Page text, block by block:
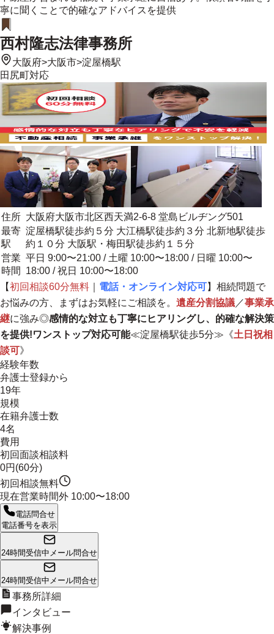
寧に聞くことで的確なアドバイスを提供
西村隆志法律事務所
大阪府>大阪市>淀屋橋駅
田尻町対応
住所 大阪府大阪市北区西天満2-6-8 堂島ビルヂング501
最寄
駅
淀屋橋駅徒歩約５分 大江橋駅徒歩約３分 北新地駅徒歩
約１０分 大阪駅・梅田駅徒歩約１５分
営業
時間
平日 9:00〜21:00 / 土曜 10:00〜18:00 / 日曜 10:00〜
18:00 / 祝日 10:00〜18:00
【初回相談60分無料 電話・オンライン対応可】相続問題で
お悩みの方、まずはお気軽にご相談を。 遺産分割協議 ／事業承
継に強み◎感情的な対立も丁寧にヒアリングし、的確な解決策
を提供!ワンストップ対応可能≪淀屋橋駅徒歩5分≫《土日祝相
談可》
経験年数
弁護士登録から
19年
規模
在籍弁護士数
4名
費用
初回面談相談料
0円(60分)
初回相談無料
現在営業時間外 10:00〜18:00
電話問合せ
電話番号を表示
24時間受信中 メール問合せ
24時間受信中 メール問合せ
事務所詳細
インタビュー
解決事例